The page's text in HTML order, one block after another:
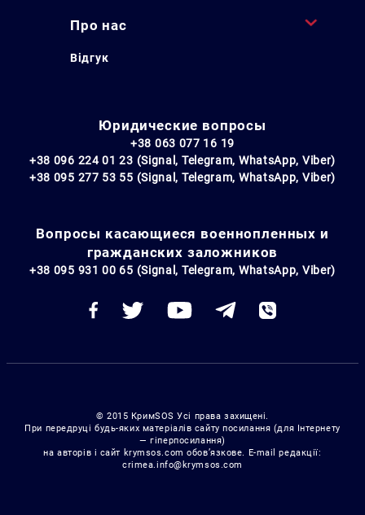
Про нас
Відгук
Юридические вопросы
+38 063 077 16 19
+38 096 224 01 23 (Signal, Telegram, WhatsApp, Viber)
+38 095 277 53 55 (Signal, Telegram, WhatsApp, Viber)
Вопросы касающиеся военнопленных и
гражданских заложников
+38 095 931 00 65 (Signal, Telegram, WhatsApp, Viber)
© 2015 КримSOS Усі права захищені.
При передруці будь-яких матеріалів сайту посилання (для Інтернету
— гіперпосилання)
на авторів і сайт krymsos.com обов’язкове. E-mail редакції:
crimea.info@krymsos.com